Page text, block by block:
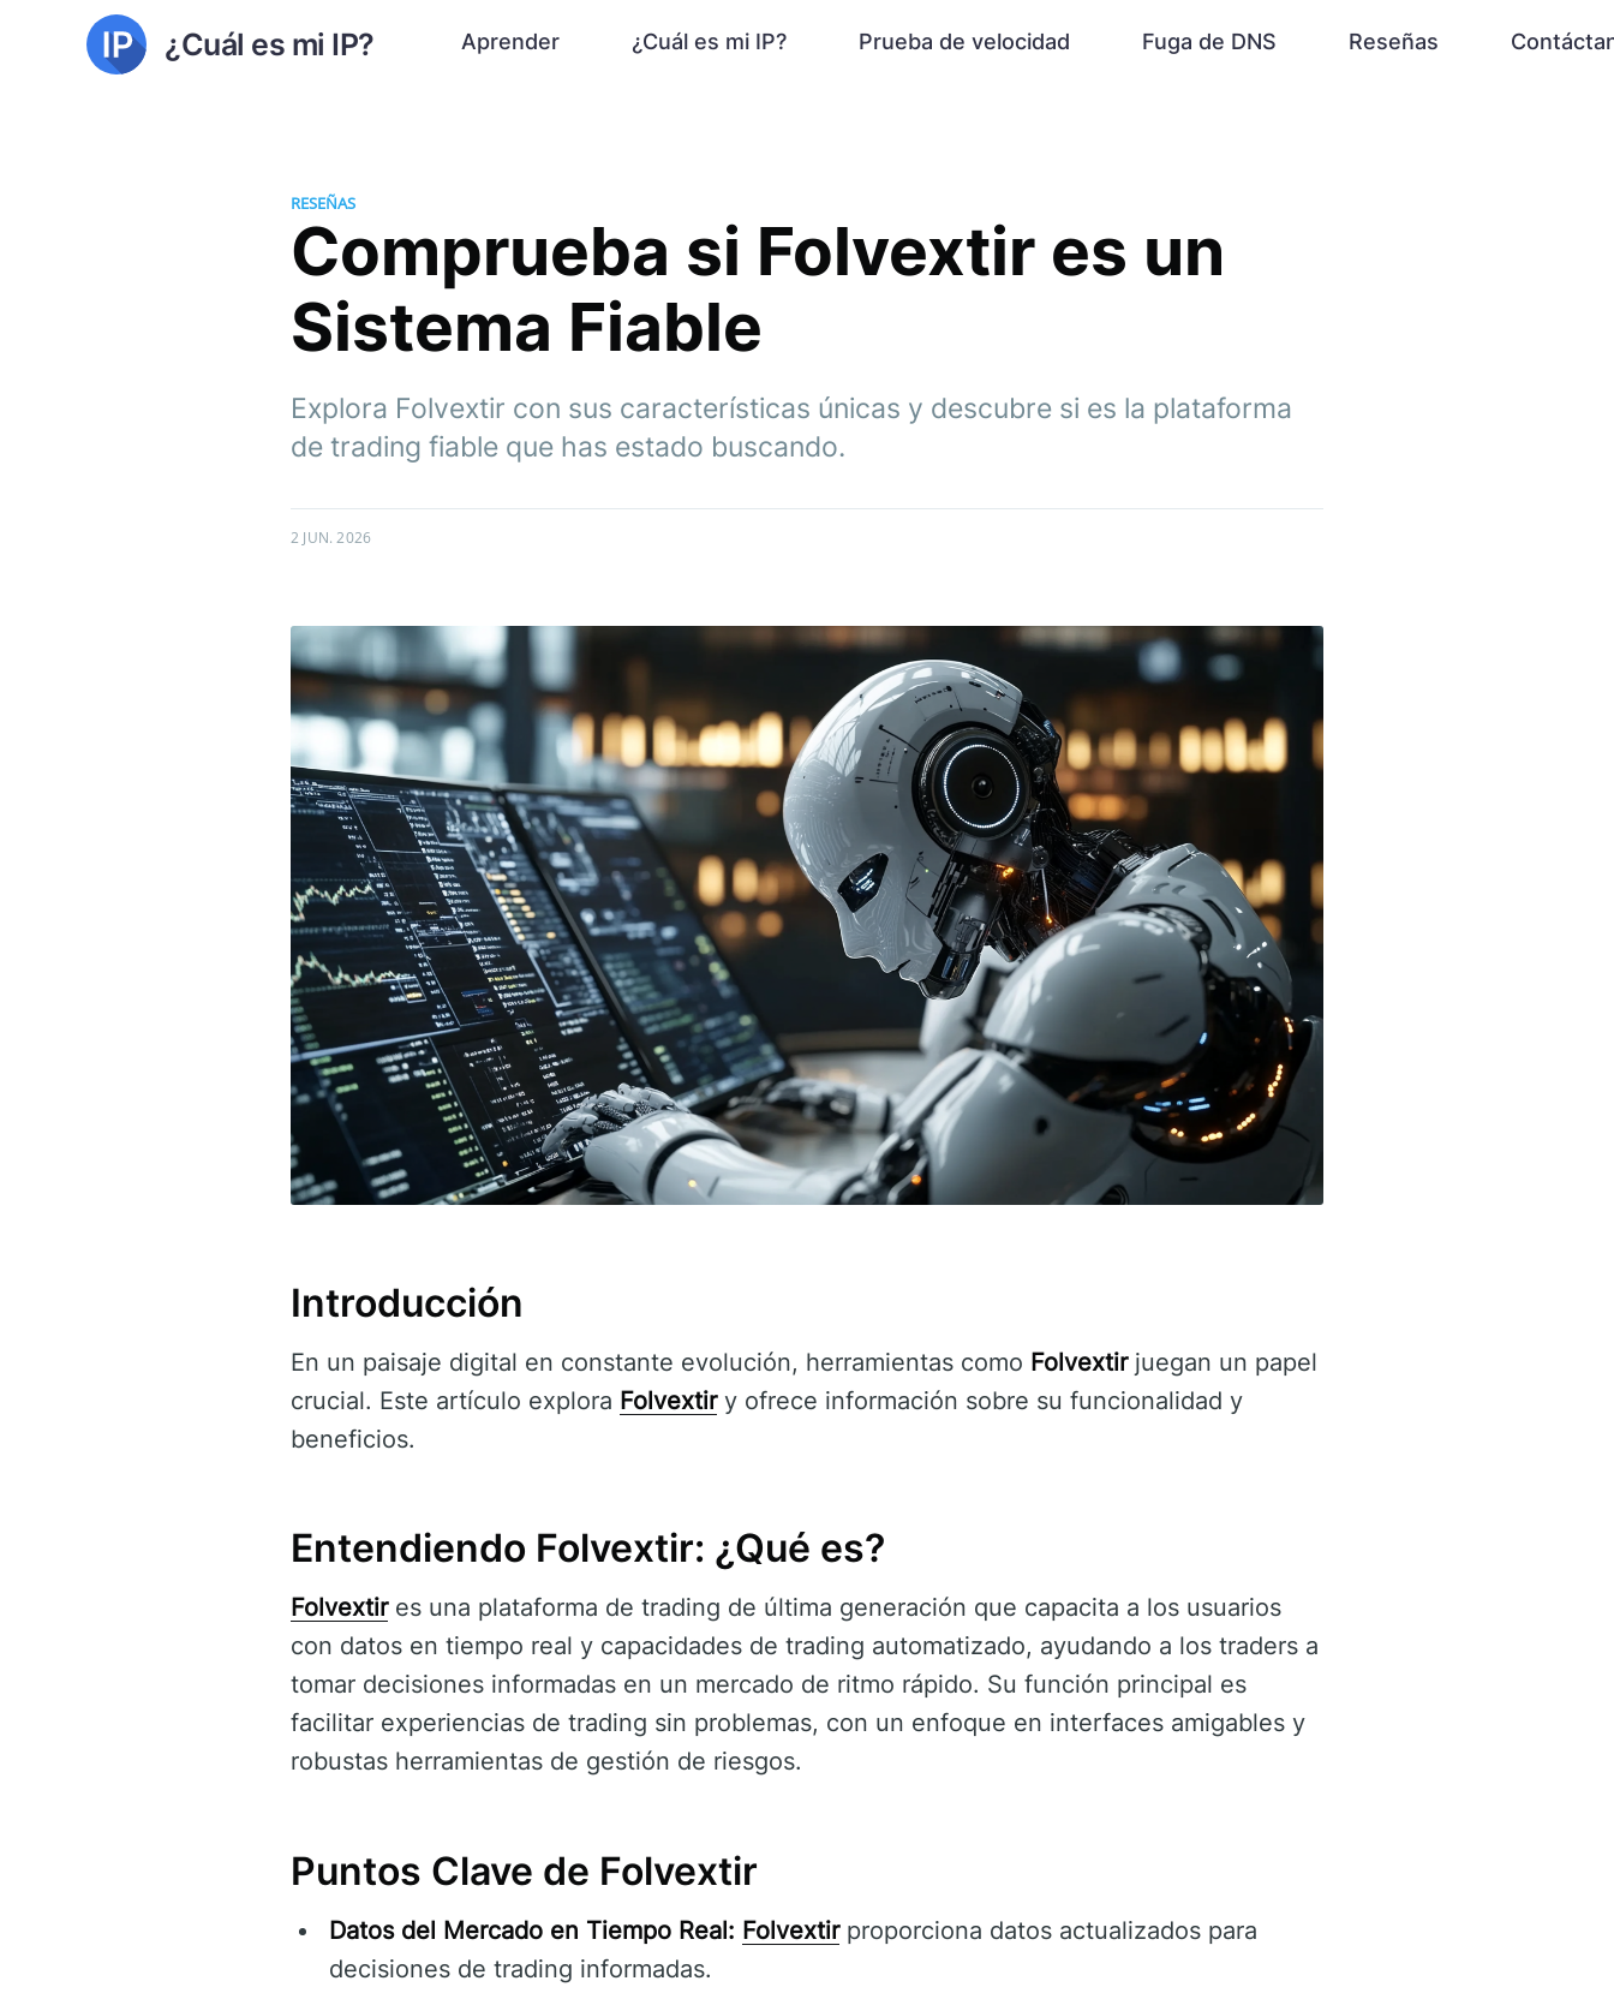
¿Cuál es mi IP? Aprender ¿Cuál es mi IP? Prueba de velocidad Fuga de DNS Reseñas
RESEÑAS
Comprueba si Folvextir es un
Sistema Fiable
Explora Folvextir con sus características únicas y descubre si es la plataforma
de trading fiable que has estado buscando.
2 JUN. 2026
Introducción
En un paisaje digital en constante evolución, herramientas como Folvextirjuegan un papel
crucial. Este artículo explora Folvextiry ofrece información sobre su funcionalidad y
beneficios.
Entendiendo Folvextir: ¿Qué es?
Folvextires una plataforma de trading de última generación que capacita a los usuarios
con datos en tiempo real y capacidades de trading automatizado, ayudando a los traders a
tomar decisiones informadas en un mercado de ritmo rápido. Su función principal es
facilitar experiencias de trading sin problemas, con un enfoque en interfaces amigables y
robustas herramientas de gestión de riesgos.
Puntos Clave de Folvextir
Datos del Mercado en Tiempo Real: Folvextirproporciona datos actualizados para
decisiones de trading informadas.